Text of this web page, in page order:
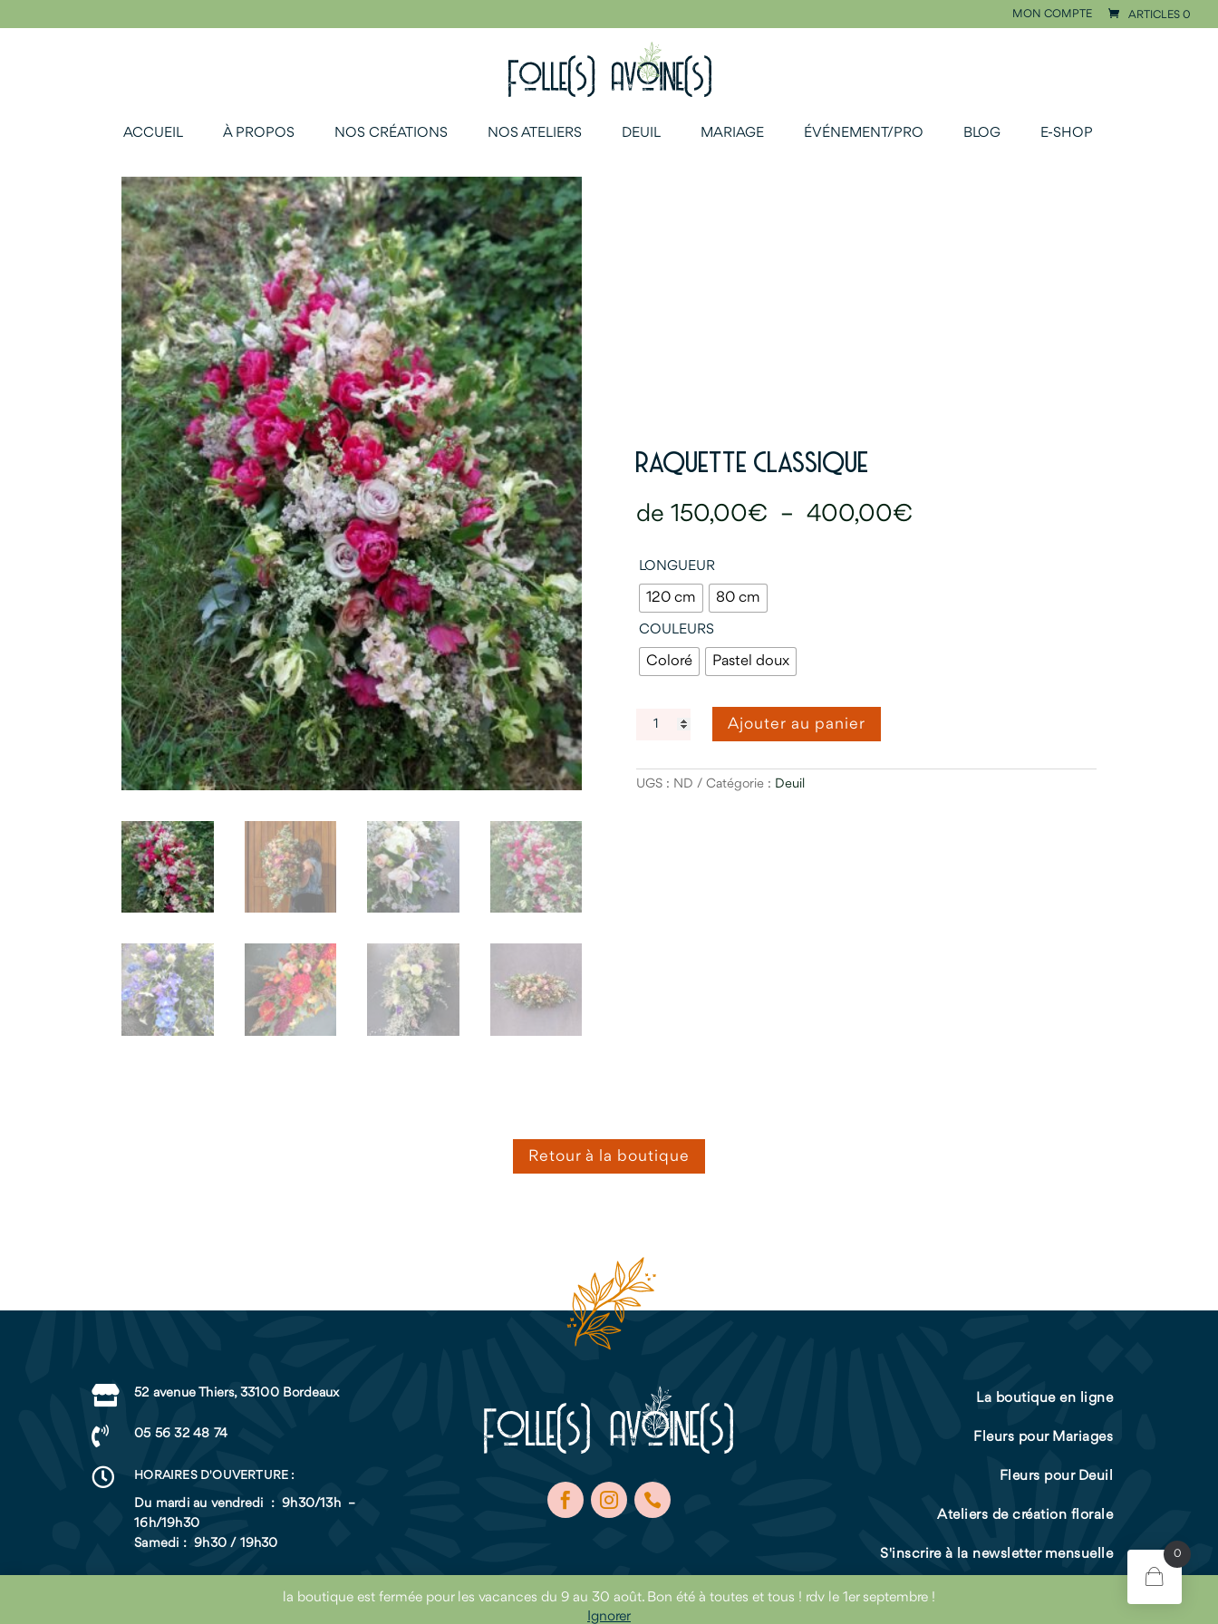
la boutique est fermée pour les vacances du 9 au 30 août. Bon été à toutes et tous ! rdv le 1er septembre !
Ignorer
MON COMPTE ARTICLES 0
ACCUEIL À PROPOS NOS CRÉATIONS NOS ATELIERS DEUIL MARIAGE ÉVÉNEMENT/PRO BLOG E-SHOP
RAQUETTE CLASSIQUE
150,00€ – 400,00€Plage
LONGUEUR
120 cm 80 cm
COULEURS
Coloré Pastel doux
QUANTITÉ
CLASSIQUE
Ajouter au panier
UGS : ND Catégorie : Deuil
Retour à la boutique
 52 avenue Thiers, 33100 Bordeaux
 05 56 32 48 74
 HORAIRES D'OUVERTURE :
Du mardi au vendredi : 9h30/13h –
16h/19h30
Samedi : 9h30 / 19h30
La boutique en ligne
Fleurs pour Mariages
Fleurs pour Deuil
Ateliers de création florale
S'inscrire à la newsletter mensuelle
Fière Allurebyintento
0